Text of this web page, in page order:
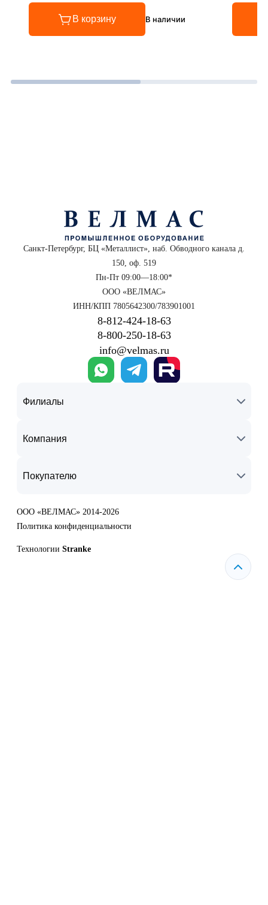
В корзину В наличии
Санкт-Петербург, БЦ «Металлист», наб. Обводного канала д.
150, оф. 519
Пн-Пт 09:00—18:00*
ООО «ВЕЛМАС»
ИНН/КПП 7805642300/783901001
8‑812‑424‑18‑63
8‑800‑250‑18‑63
info@velmas.ru
Филиалы
Компания
Покупателю
ООО «ВЕЛМАС» 2014-2026
Политика конфиденциальности
Технологии Stranke